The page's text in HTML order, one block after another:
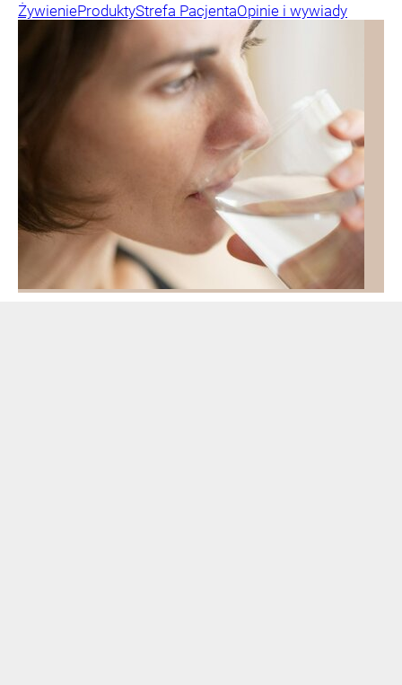
ŻywienieProduktyStrefa PacjentaOpinie i wywiady